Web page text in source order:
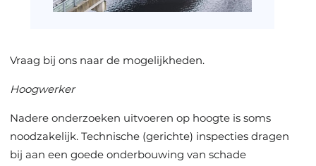
Vraag bij ons naar de mogelijkheden.
Hoogwerker
Nadere onderzoeken uitvoeren op hoogte is soms
noodzakelijk. Technische (gerichte) inspecties dragen
bij aan een goede onderbouwing van schade